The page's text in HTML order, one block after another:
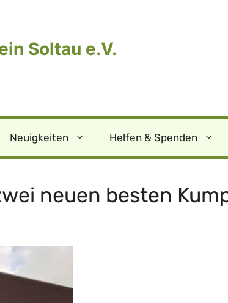
Soltau e.V.
Neuigkeiten Helfen & Spenden
neuen besten